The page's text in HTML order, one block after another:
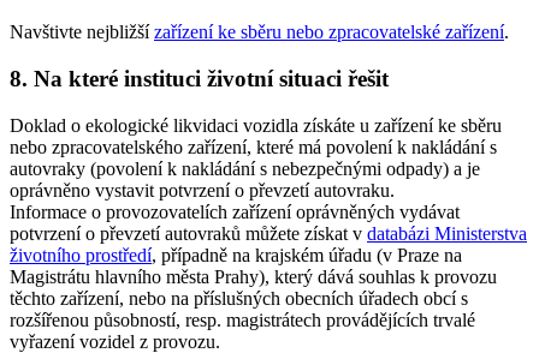
Navštivte nejbližšízařízení ke sběru nebo zpracovatelské zařízení.
8. Na které instituci životní situaci řešit
Doklad o ekologické likvidaci vozidla získáte u zařízení ke sběru
nebo zpracovatelského zařízení, které má povolení k nakládání s
autovraky (povolení k nakládání s nebezpečnými odpady) a je
oprávněno vystavit potvrzení o převzetí autovraku.
Informace o provozovatelích zařízení oprávněných vydávat
potvrzení o převzetí autovraků můžete získat v databázi Ministerstva
životního prostředí, případně na krajském úřadu (v Praze na
Magistrátu hlavního města Prahy), který dává souhlas k provozu
těchto zařízení, nebo na příslušných obecních úřadech obcí s
rozšířenou působností, resp. magistrátech provádějících trvalé
vyřazení vozidel z provozu.